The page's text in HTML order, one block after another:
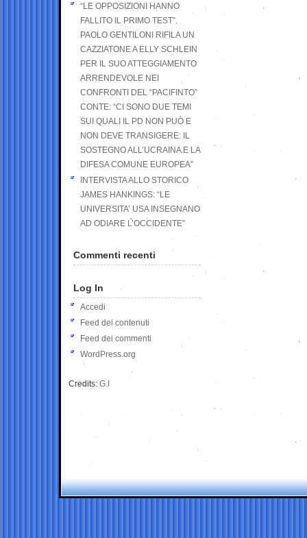
“LE OPPOSIZIONI HANNO
FALLITO IL PRIMO TEST”.
PAOLO GENTILONI RIFILA UN
CAZZIATONE A ELLY SCHLEIN
PER IL SUO ATTEGGIAMENTO
ARRENDEVOLE NEI
CONFRONTI DEL “PACIFINTO”
CONTE: “CI SONO DUE TEMI
SUI QUALI IL PD NON PUÒ E
NON DEVE TRANSIGERE: IL
SOSTEGNO ALL’UCRAINA E LA
DIFESA COMUNE EUROPEA”
INTERVISTA ALLO STORICO
JAMES HANKINGS: “LE
UNIVERSITA’ USA INSEGNANO
AD ODIARE L’OCCIDENTE”
Commenti recenti
Log In
Accedi
Feed dei contenuti
Feed dei commenti
WordPress.org
Credits: G.I